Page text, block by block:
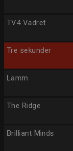
TV4 Vädret
Tre sekunder
Lamm
The Ridge
Brilliant Minds